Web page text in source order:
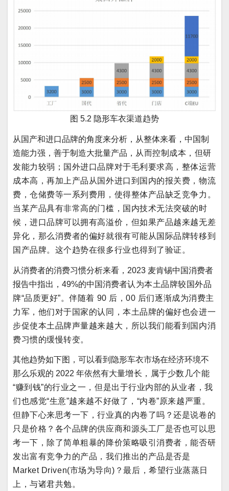
图 5.2 隐形车衣渠道趋势
从国产和进口品牌的角度来分析，从整体来看，中国制
造能力强，善于制造大批量产品， 从而控制成本，但研
发能力较弱；国外进口品牌对于毛利要求高，整体运营
成本高，再加上产品从国外进口到国内的报关费，物流
费，仓储费等一系列费用，使得整体产品缺乏竞争力。
当某产品具有非常高的门槛，国内技术无法突破的时
候，进口品牌可以拥有高溢价，但如果产品越来越无差
异化，那么消费者的偏好就很有可能从国际品牌转移到
国产品牌。这个趋势在很多行业也得到了验证。
从消费者的消费习惯分析来看，2023 麦肯锡中国消费者
报告中指出，49%的中国消费者认为本土品牌较国外品
牌“品质更好”。伴随着 90 后，00 后们逐渐成为消费主
力军，他们对于国家的认同，本土品牌的偏好也会进一
步促使本土品牌声量越来越大，所以我们能看到国内消
费习惯的缓慢转变。
其他趋势如下图，可以看到隐形车衣市场在经济环境不
那么乐观的 2022 年依然有大量增长，属于少数几个能
“赚到钱”的行业之一，但是出于行业内部的从业者，我
们也感觉“生意”越来越不好做了，“内卷”原来越严重。
但静下心来思考一下，行业真的内卷了吗？还是说卷的
只是价格？各个品牌的供应商和源头工厂是否也可以思
考一下，除了简单粗暴的降价策略吸引消费者，能否研
发出富有竞争力的产品，我们推出的产品是否是
Market Driven(市场为导向)？最后，希望行业蒸蒸日
上，与诸君共勉。